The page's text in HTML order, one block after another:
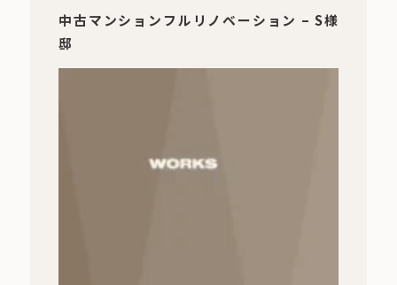
中古マンションフルリノベーション – S様
邸